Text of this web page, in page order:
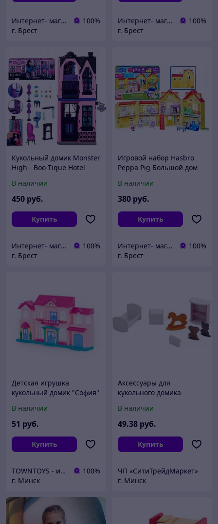
Интернет- магазин O'кей маркет
100%
г. Брест
Интернет- магазин O'кей маркет
100%
г. Брест
Кукольный домик Monster
High - Boo-Tique Hotel
В наличии
450 руб.
Купить
Интернет- магазин O'кей маркет
100%
г. Брест
Игровой набор Hasbro
Peppa Pig Большой дом
В наличии
380 руб.
Купить
Интернет- магазин O'кей маркет
100%
г. Брест
Детская игрушка
кукольный домик "София"
Полесье
В наличии
51 руб.
Купить
TOWNTOYS - интернет-магазин
100%
г. Минск
Аксессуары для
кукольного домика
для Барби PDA417-02
В наличии
49.38 руб.
Купить
ЧП «СитиТрейдМаркет»
г. Минск